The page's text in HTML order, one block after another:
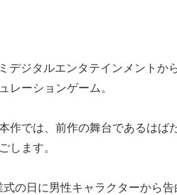
デジタルエンタテインメントか
レーションゲーム。
作では、前作の舞台であるはば
します。
の日に男性キャラクターから告